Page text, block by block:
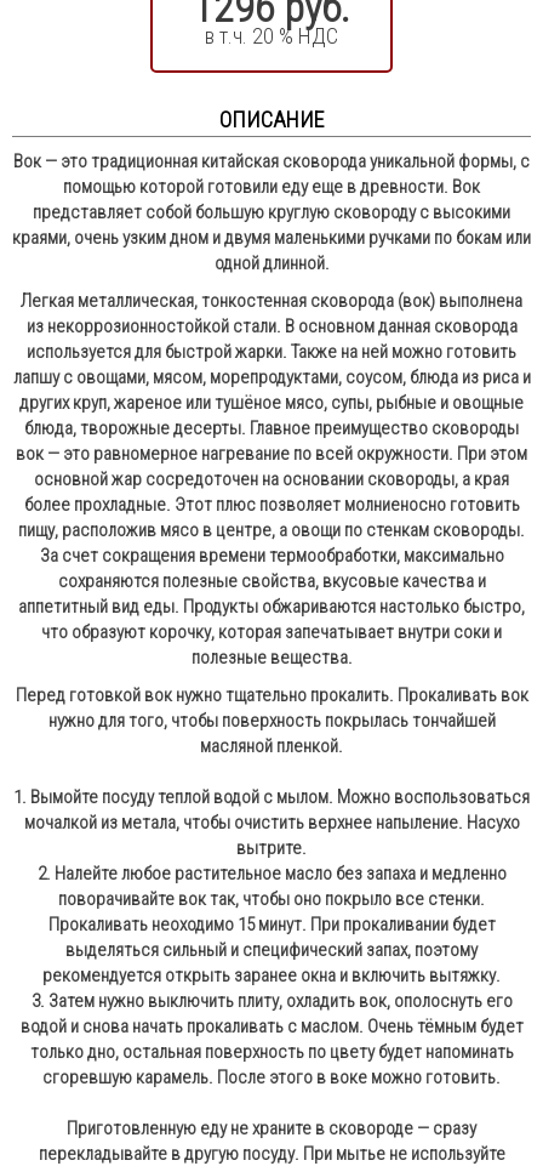
в т.ч. 20 % НДС
ОПИСАНИЕ
Вок — это традиционная китайская сковорода уникальной формы, с
помощью которой готовили еду еще в древности. Вок
представляет собой большую круглую сковороду с высокими
краями, очень узким дном и двумя маленькими ручками по бокам или
одной длинной.
Легкая металлическая, тонкостенная сковорода (вок) выполнена
из некоррозионностойкой стали. В основном данная сковорода
используется для быстрой жарки. Также на ней можно готовить
лапшу с овощами, мясом, морепродуктами, соусом, блюда из риса и
других круп, жареное или тушёное мясо, супы, рыбные и овощные
блюда, творожные десерты. Главное преимущество сковороды
вок — это равномерное нагревание по всей окружности. При этом
основной жар сосредоточен на основании сковороды, а края
более прохладные. Этот плюс позволяет молниеносно готовить
пищу, расположив мясо в центре, а овощи по стенкам сковороды.
За счет сокращения времени термообработки, максимально
сохраняются полезные свойства, вкусовые качества и
аппетитный вид еды. Продукты обжариваются настолько быстро,
что образуют корочку, которая запечатывает внутри соки и
полезные вещества.
Перед готовкой вок нужно тщательно прокалить. Прокаливать вок
нужно для того, чтобы поверхность покрылась тончайшей
масляной пленкой.
1. Вымойте посуду теплой водой с мылом. Можно воспользоваться
мочалкой из метала, чтобы очистить верхнее напыление. Насухо
вытрите.
2. Налейте любое растительное масло без запаха и медленно
поворачивайте вок так, чтобы оно покрыло все стенки.
Прокаливать неоходимо 15 минут. При прокаливании будет
выделяться сильный и специфический запах, поэтому
рекомендуется открыть заранее окна и включить вытяжку.
3. Затем нужно выключить плиту, охладить вок, ополоснуть его
водой и снова начать прокаливать с маслом. Очень тёмным будет
только дно, остальная поверхность по цвету будет напоминать
сгоревшую карамель. После этого в воке можно готовить.
Приготовленную еду не храните в сковороде — сразу
перекладывайте в другую посуду. При мытье не используйте